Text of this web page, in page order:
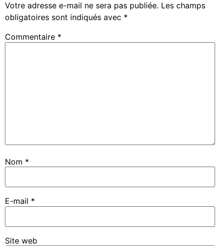
Votre adresse e-mail ne sera pas publiée. Les champs
obligatoires sont indiqués avec *
Commentaire *
Nom *
E-mail *
Site web